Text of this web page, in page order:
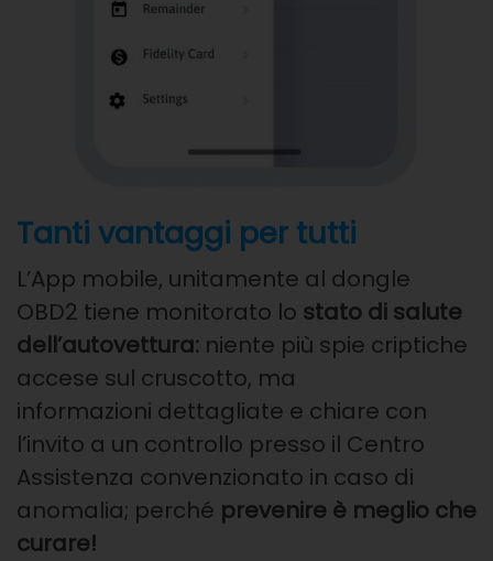
Tanti vantaggi per tutti
L’App mobile, unitamente al dongle
OBD2 tiene monitorato lo stato di salute
dell’autovettura: niente più spie criptiche
accese sul cruscotto, ma
informazioni dettagliate e chiare con
l’invito a un controllo presso il Centro
Assistenza convenzionato in caso di
anomalia; perché prevenire è meglio che
curare!